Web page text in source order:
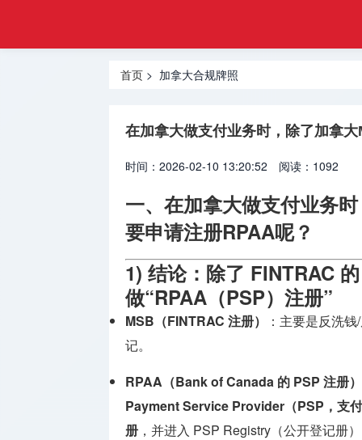
合规
牌照牌照
VASP牌
牌照
国际汇款
牌照
牌照
投资顾问
首页 > 加拿大合规牌照
在加拿大做支付业务时，除了加拿
时间：2026-02-10 13:20:52 阅读：1092
一、在加拿大做支付业务
要申请注册RPAA呢？
1) 结论：除了 FINTRAC
做“RPAA（PSP）注册”
MSB（FINTRAC 注册）
：主要是反洗
记。
RPAA（Bank of Canada 的 PSP 注册）
Payment Service Provider（PSP，支
册 ，并进入 PSP Registry（公开登记册